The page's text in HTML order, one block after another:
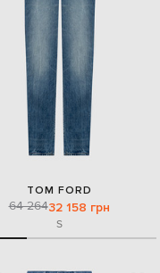
TOM FORD
64 26432 158 грн
S